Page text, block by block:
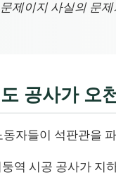
제이지 사실의 문
공사가 오
자들이 석판관을
역 시공 공사가